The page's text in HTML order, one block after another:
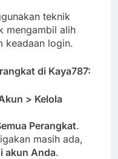
teknik
mengambil alih
keadaan login.
di Kaya787:
> Kelola
Perangkat.
masih ada,
akun Anda.